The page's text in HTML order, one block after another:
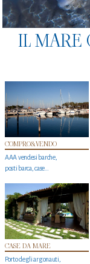
IL MARE
COMPRO&VENDO
AAA vendesi barche,
posti barca, case…
CASE DA MARE
Porto degli argonauti,